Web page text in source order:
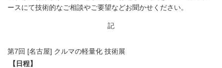
ースにて技術的なご相談やご要望などお聞かせください。
記
第7回 [名古屋] クルマの軽量化 技術展
【日程】